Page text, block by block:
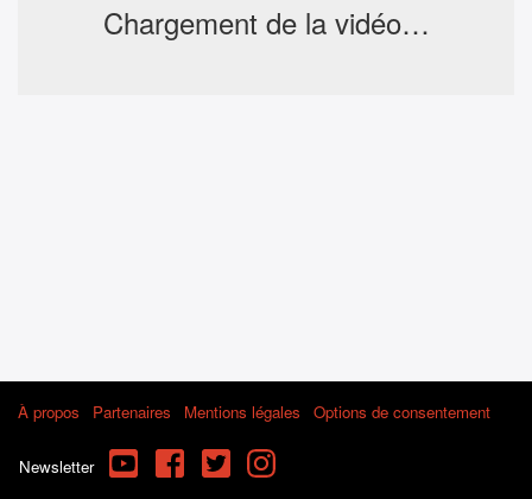
Chargement de la vidéo…
À propos Partenaires Mentions légales Options de consentement
Newsletter YouTube FacebookTwitterInstagram